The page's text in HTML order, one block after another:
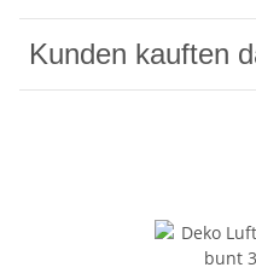
Kunden kauften